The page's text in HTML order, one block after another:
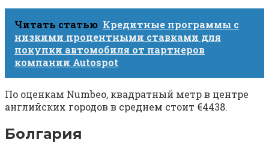
Читать статью Кредитные программы с
низкими процентными ставками для
покупки автомобиля от партнеров
компании Autospot
По оценкам Numbeo, квадратный метр в центре
английских городов в среднем стоит €4438.
Болгария